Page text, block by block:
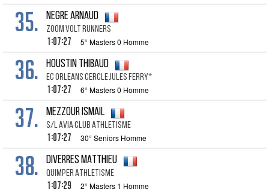
35. NEGRE ARNAUD
ZOOM VOLT RUNNERS
1:07:27 5° Masters 0 Homme
36. HOUSTIN THIBAUD
EC ORLEANS CERCLE JULES FERRY*
1:07:27 6° Masters 0 Homme
37. MEZZOUR ISMAIL
S/L AVIA CLUB ATHLETISME
1:07:27 30° Seniors Homme
38. DIVERRES MATTHIEU
QUIMPER ATHLETISME
1:07:29 2° Masters 1 Homme